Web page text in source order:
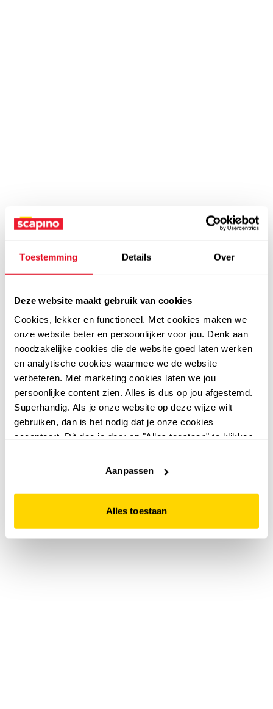
Toestemming Details Over
Deze website maakt gebruik van cookies
Cookies, lekker en functioneel. Met cookies maken we
onze website beter en persoonlijker voor jou. Denk aan
noodzakelijke cookies die de website goed laten werken
en analytische cookies waarmee we de website
verbeteren. Met marketing cookies laten we jou
persoonlijke content zien. Alles is dus op jou afgestemd.
Superhandig. Als je onze website op deze wijze wilt
gebruiken, dan is het nodig dat je onze cookies
accepteert. Dit doe je door op "Alles toestaan" te klikken.
website niet optimaal functioneert.
Aanpassen
Alles toestaan